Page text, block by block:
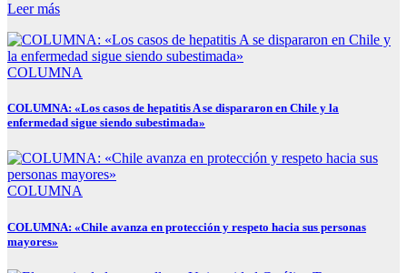
Leer más
COLUMNA
COLUMNA: «Los casos de hepatitis A se dispararon en Chile y la
enfermedad sigue siendo subestimada»
COLUMNA
COLUMNA: «Chile avanza en protección y respeto hacia sus personas
mayores»